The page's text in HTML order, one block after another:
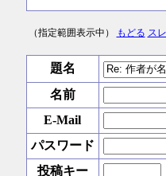
（指定範囲表示中） もどる ス
題名
名前
E-Mail
パスワード
投稿キー